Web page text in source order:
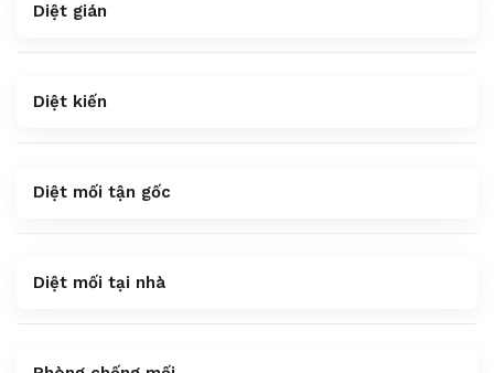
Diệt gián
Diệt kiến
Diệt mối tận gốc
Diệt mối tại nhà